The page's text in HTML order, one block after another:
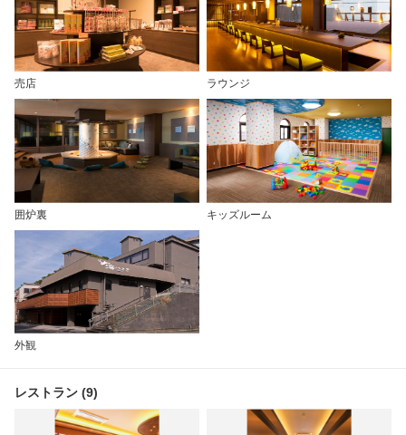
売店 ラウンジ
囲炉裏 キッズルーム
外観
レストラン (9)